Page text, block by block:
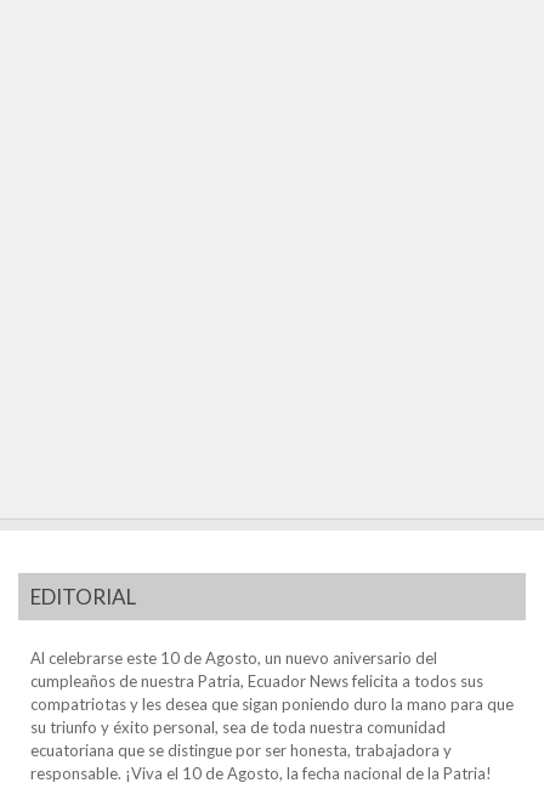
EDITORIAL
Al celebrarse este 10 de Agosto, un nuevo aniversario del
cumpleaños de nuestra Patria, Ecuador News felicita a todos sus
compatriotas y les desea que sigan poniendo duro la mano para que
su triunfo y éxito personal, sea de toda nuestra comunidad
ecuatoriana que se distingue por ser honesta, trabajadora y
responsable. ¡Viva el 10 de Agosto, la fecha nacional de la Patria!